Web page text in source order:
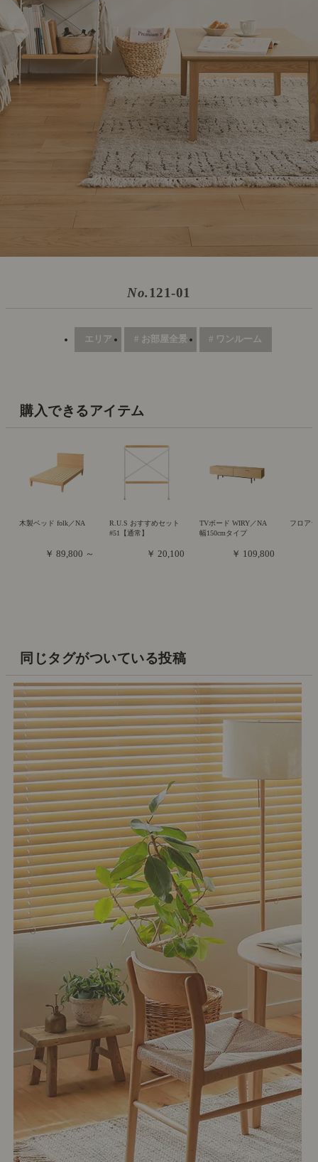
No.121-01
エリア # お部屋全景 # ワンルーム
購入できるアイテム
木製ベッド folk／NA
￥ 89,800 ～
R.U.S おすすめセット
#51【通常】
￥ 20,100
TVボード WIRY／NA
幅150cmタイプ
￥ 109,800
フロア
同じタグがついている投稿